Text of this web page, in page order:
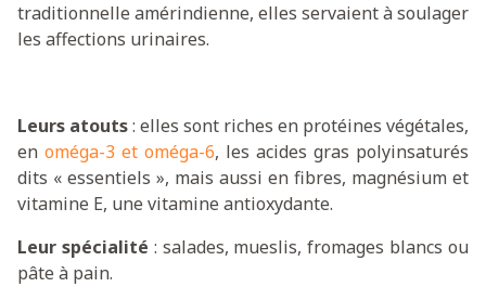
traditionnelle amérindienne, elles servaient à soulager
les affections urinaires.
Leurs atouts: elles sont riches en protéines végétales,
en oméga-3 et oméga-6, les acides gras polyinsaturés
dits « essentiels », mais aussi en fibres, magnésium et
vitamine E, une vitamine antioxydante.
Leur spécialité : salades, mueslis, fromages blancs ou
pâte à pain.